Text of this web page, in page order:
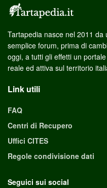
Tartapedia nasce nel 2011 da
semplice forum, prima di
oggi, a tutti gli effetti un
reale ed attiva sul territorio
Link utili
FAQ
Centri di Recupero
Uffici CITES
Regole condivisione dati
Seguici sui social